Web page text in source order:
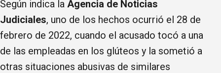
Según indica la Agencia de Noticias
Judiciales, uno de los hechos ocurrió el 28 de
febrero de 2022, cuando el acusado tocó a una
de las empleadas en los glúteos y la sometió a
otras situaciones abusivas de similares